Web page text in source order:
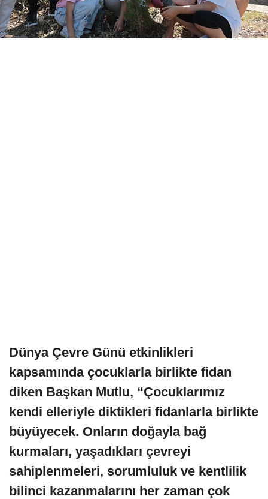
Dünya Çevre Günü etkinlikleri
kapsamında çocuklarla birlikte fidan
diken Başkan Mutlu, “Çocuklarımız
kendi elleriyle diktikleri fidanlarla birlikte
büyüyecek. Onların doğayla bağ
kurmaları, yaşadıkları çevreyi
sahiplenmeleri, sorumluluk ve kentlilik
bilinci kazanmalarını her zaman çok